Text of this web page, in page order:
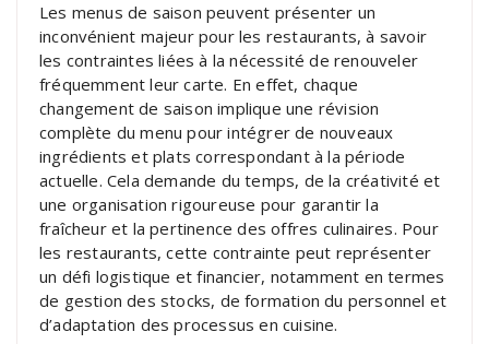
Les menus de saison peuvent présenter un
inconvénient majeur pour les restaurants, à savoir
les contraintes liées à la nécessité de renouveler
fréquemment leur carte. En effet, chaque
changement de saison implique une révision
complète du menu pour intégrer de nouveaux
ingrédients et plats correspondant à la période
actuelle. Cela demande du temps, de la créativité et
une organisation rigoureuse pour garantir la
fraîcheur et la pertinence des offres culinaires. Pour
les restaurants, cette contrainte peut représenter
un défi logistique et financier, notamment en termes
de gestion des stocks, de formation du personnel et
d’adaptation des processus en cuisine.